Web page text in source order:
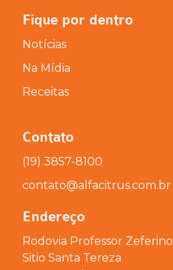
Fique por dentro
Notícias
Na Mídia
Receitas
Contato
(19) 3857-8100
contato@alfacitrus.com.br
Endereço
Rodovia Professor Zeferino
Sitio Santa Tereza